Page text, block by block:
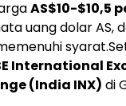
AS$10-$10,5
uang dolar AS,
International
(India INX) di